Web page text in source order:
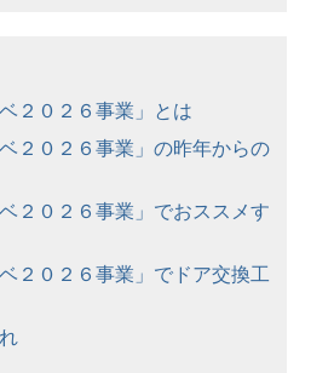
２０２６事業」とは
２０２６事業」の昨年からの
２０２６事業」でおススメす
２０２６事業」でドア交換工